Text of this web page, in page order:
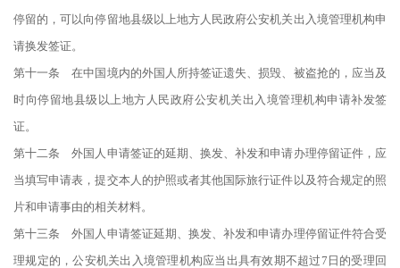
停留的，可以向停留地县级以上地方人民政府公安机关出入境管理机构申
请换发签证。
第十一条 在中国境内的外国人所持签证遗失、损毁、被盗抢的，应当及
时向停留地县级以上地方人民政府公安机关出入境管理机构申请补发签
证。
第十二条 外国人申请签证的延期、换发、补发和申请办理停留证件，应
当填写申请表，提交本人的护照或者其他国际旅行证件以及符合规定的照
片和申请事由的相关材料。
第十三条 外国人申请签证延期、换发、补发和申请办理停留证件符合受
理规定的，公安机关出入境管理机构应当出具有效期不超过7日的受理回